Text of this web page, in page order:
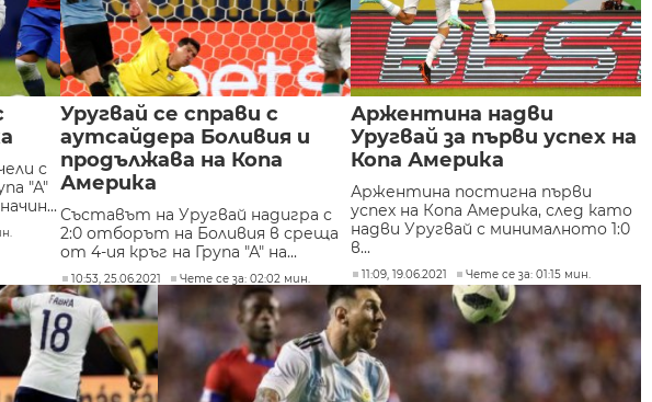
с
"А"
Уругвай се справи с
аутсайдера Боливия и
продължава на Копа
Америка
Съставът на Уругвай надигра с
2:0 отборът на Боливия в среща
от 4-ия кръг на Група "А" на...
10:53, 25.06.2021 Чете се за: 02:02 мин.
Аржентина надви
Уругвай за първи успех на
Копа Америка
Аржентина постигна първи
успех на Копа Америка, след като
надви Уругвай с минималното 1:0
в...
11:09, 19.06.2021 Чете се за: 01:15 мин.